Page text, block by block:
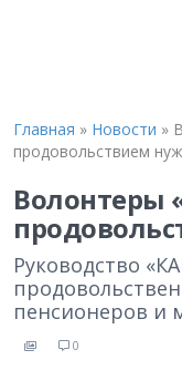
Главная » Новости »
продовольствием
Волонтеры
Руководство
пенсионеров и
0